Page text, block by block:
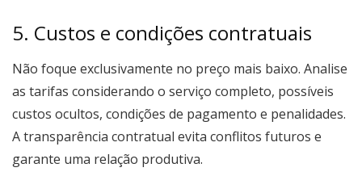
5. Custos e condições contratuais
Não foque exclusivamente no preço mais baixo. Analise
as tarifas considerando o serviço completo, possíveis
custos ocultos, condições de pagamento e penalidades.
A transparência contratual evita conflitos futuros e
garante uma relação produtiva.